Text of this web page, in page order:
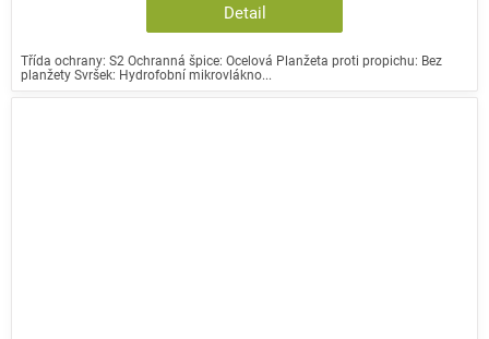
Detail
Třída ochrany: S2 Ochranná špice: Ocelová Planžeta proti propichu: Bez
planžety Svršek: Hydrofobní mikrovlákno...